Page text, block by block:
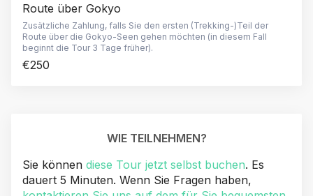
Route über Gokyo
Zusätzliche Zahlung, falls Sie den ersten (Trekking-)Teil der
Route über die Gokyo-Seen gehen möchten (in diesem Fall
beginnt die Tour 3 Tage früher).
€250
WIE TEILNEHMEN?
Sie können diese Tour jetzt selbst buchen. Es
dauert 5 Minuten. Wenn Sie Fragen haben,